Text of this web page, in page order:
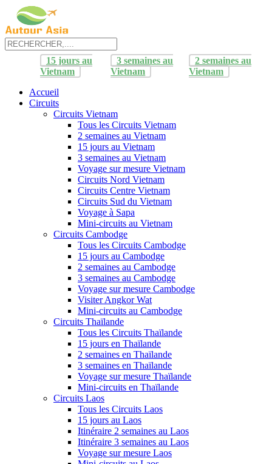
15 jours au
Vietnam
3 semaines au
Vietnam
2 semaines au
Vietnam
Accueil
Circuits
Circuits Vietnam
Tous les Circuits Vietnam
2 semaines au Vietnam
15 jours au Vietnam
3 semaines au Vietnam
Voyage sur mesure Vietnam
Circuits Nord Vietnam
Circuits Centre Vietnam
Circuits Sud du Vietnam
Voyage à Sapa
Mini-circuits au Vietnam
Circuits Cambodge
Tous les Circuits Cambodge
15 jours au Cambodge
2 semaines au Cambodge
3 semaines au Cambodge
Voyage sur mesure Cambodge
Visiter Angkor Wat
Mini-circuits au Cambodge
Circuits Thaïlande
Tous les Circuits Thaïlande
15 jours en Thaïlande
2 semaines en Thaïlande
3 semaines en Thaïlande
Voyage sur mesure Thaïlande
Mini-circuits en Thaïlande
Circuits Laos
Tous les Circuits Laos
15 jours au Laos
Itinéraire 2 semaines au Laos
Itinéraire 3 semaines au Laos
Voyage sur mesure Laos